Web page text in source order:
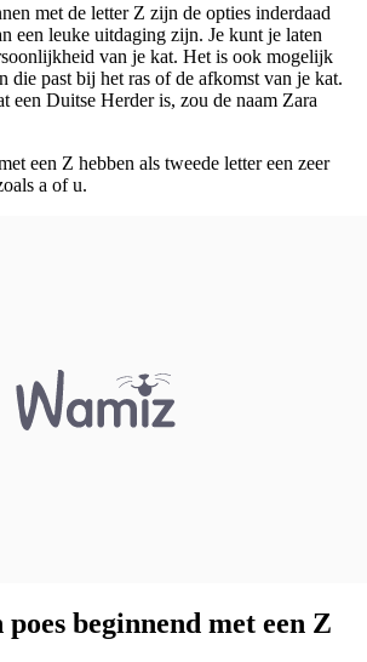
met de letter Z zijn de opties inderdaad
een leuke uitdaging zijn. Je kunt je laten
van je kat. Het is ook mogelijk
die past bij het ras of de afkomst van je kat.
een Duitse Herder is, zou de naam Zara
een Z hebben als tweede letter een zeer
a of u.
beginnend met een Z